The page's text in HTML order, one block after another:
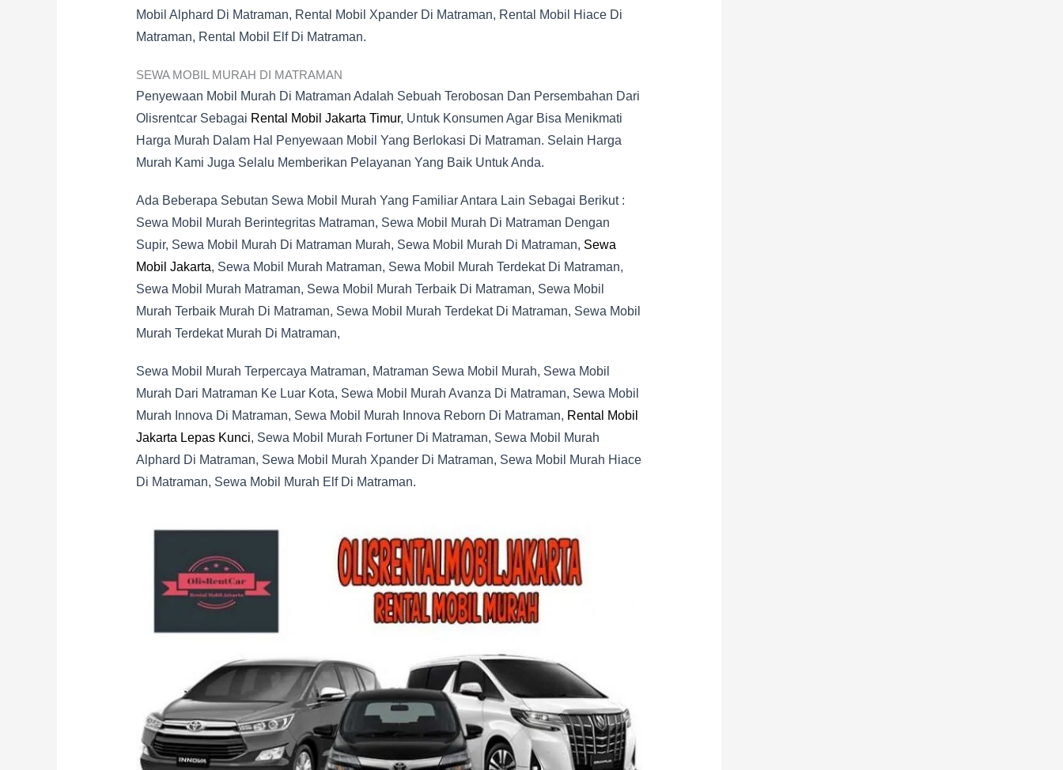
Mobil Alphard Di Matraman, Rental Mobil Xpander Di Matraman, Rental Mobil Hiace Di
Matraman, Rental Mobil Elf Di Matraman.
SEWA MOBIL MURAH DI MATRAMAN
Penyewaan Mobil Murah Di Matraman Adalah Sebuah Terobosan Dan Persembahan Dari
Olisrentcar Sebagai Rental Mobil Jakarta Timur, Untuk Konsumen Agar Bisa Menikmati
Harga Murah Dalam Hal Penyewaan Mobil Yang Berlokasi Di Matraman. Selain Harga
Murah Kami Juga Selalu Memberikan Pelayanan Yang Baik Untuk Anda.
Ada Beberapa Sebutan Sewa Mobil Murah Yang Familiar Antara Lain Sebagai Berikut :
Sewa Mobil Murah Berintegritas Matraman, Sewa Mobil Murah Di Matraman Dengan
Supir, Sewa Mobil Murah Di Matraman Murah, Sewa Mobil Murah Di Matraman, Sewa
Mobil Jakarta, Sewa Mobil Murah Matraman, Sewa Mobil Murah Terdekat Di Matraman,
Sewa Mobil Murah Matraman, Sewa Mobil Murah Terbaik Di Matraman, Sewa Mobil
Murah Terbaik Murah Di Matraman, Sewa Mobil Murah Terdekat Di Matraman, Sewa Mobil
Murah Terdekat Murah Di Matraman,
Sewa Mobil Murah Terpercaya Matraman, Matraman Sewa Mobil Murah, Sewa Mobil
Murah Dari Matraman Ke Luar Kota, Sewa Mobil Murah Avanza Di Matraman, Sewa Mobil
Murah Innova Di Matraman, Sewa Mobil Murah Innova Reborn Di Matraman, Rental Mobil
Jakarta Lepas Kunci, Sewa Mobil Murah Fortuner Di Matraman, Sewa Mobil Murah
Alphard Di Matraman, Sewa Mobil Murah Xpander Di Matraman, Sewa Mobil Murah Hiace
Di Matraman, Sewa Mobil Murah Elf Di Matraman.